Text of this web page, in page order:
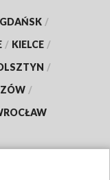
GDAŃSK /
/ KIELCE /
/
/